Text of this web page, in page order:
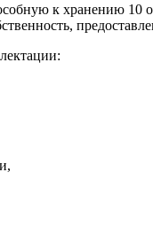
к хранению 10